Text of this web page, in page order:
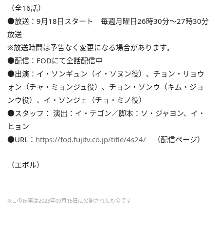
（全16話）
●放送：9月18日スタート 毎週月曜日26時30分～27時30分
放送
※放送時間は予告なく変更になる場合があります。
●配信：FODにて全話配信中
●出演：イ・ソンギュン（イ・ソヌン役）、チョン・リョウ
ォン（チャ・ミョンジュ役）、チョン・ソンウ（キム・ジョ
ンウ役）、イ・ソンジェ（チョ・ミノ役）
●スタッフ： 演出：イ・テゴン／脚本：ソ・ジャヨン、イ・
ヒョン
●URL： https://fod.fujitv.co.jp/title/4s24/ （配信ページ）
（エボル）
※この記事は2023年09月15日に公開されたものです